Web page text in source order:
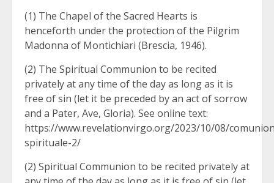
(1) The Chapel of the Sacred Hearts is
henceforth under the protection of the Pilgrim
Madonna of Montichiari (Brescia, 1946).
(2) The Spiritual Communion to be recited
privately at any time of the day as long as it is
free of sin (let it be preceded by an act of sorrow
and a Pater, Ave, Gloria). See online text:
https://www.revelationvirgo.org/2023/10/08/
spirituale-2/
(2) Spiritual Communion to be recited privately at